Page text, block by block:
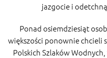
jazgocie i
Ponad osiemdziesiąt
większości ponownie chcieli
Polskich Szlaków